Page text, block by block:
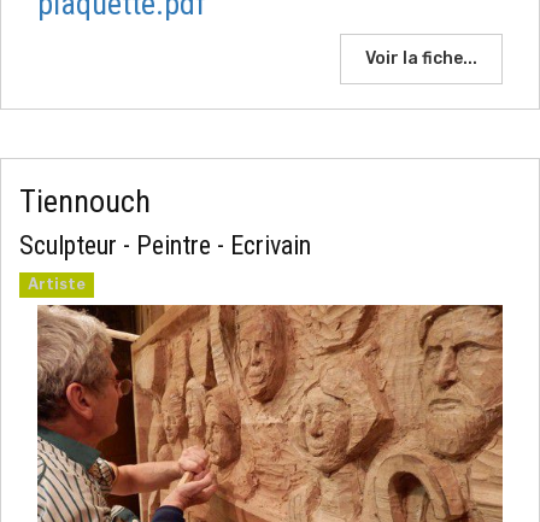
Voir la fiche...
Tiennouch
Sculpteur - Peintre - Ecrivain
Artiste